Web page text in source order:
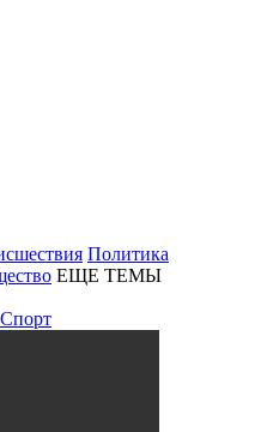
Политика
ЕЩЕ ТЕМЫ
Спорт